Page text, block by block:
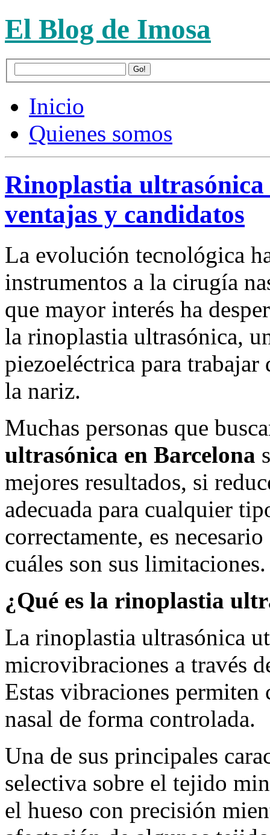
El Blog de Imosa
Inicio
Quienes somos
Rinoplastia
ventajas y candidatos
La evolución tecnológica
instrumentos a la cirugía
que mayor interés ha
la rinoplastia ultrasónica,
piezoeléctrica para trabajar
la nariz.
Muchas personas que
ultrasónica en Barcelona
mejores resultados, si
adecuada para cualquier
correctamente, es
cuáles son sus limitaciones.
¿Qué es la rinoplastia
La rinoplastia ultrasónica
microvibraciones a través
Estas vibraciones
nasal de forma controlada.
Una de sus principales
selectiva sobre el tejido
el hueso con precisión